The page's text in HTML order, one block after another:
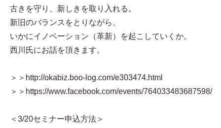
古きを守り、新しきを取り入れる。
新旧のバランスをとりながら、
いかにイノベーション（革新）を起こしていくか。
西川氏にお話を頂きます。
＞＞http://okabiz.boo-log.com/e303474.html
＞＞https://www.facebook.com/events/764033483687598/
＜3/20セミナー申込方法＞